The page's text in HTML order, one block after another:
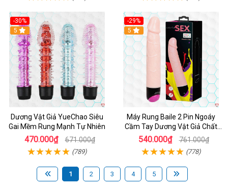
-30%
Hot
5
Dương Vật Giả YueChao Siêu
Gai Mềm Rung Mạnh Tự Nhiên
470.000₫ 671.000₫
(789)
-29%
Hot
5
Máy Rung Baile 2 Pin Ngoáy
Cầm Tay Dương Vật Giả Chất
Lượng
540.000₫ 761.000₫
(778)
1 2 3 4 5